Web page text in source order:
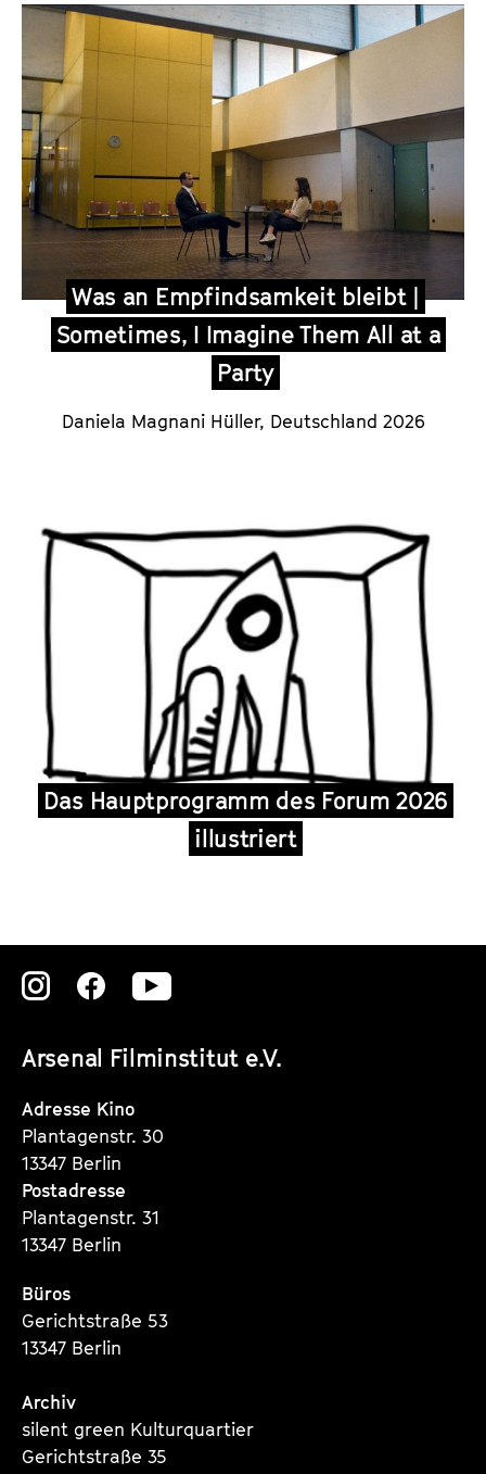
Was an Empfindsamkeit bleibt |
Sometimes, I Imagine Them All at a
Party
Daniela Magnani Hüller, Deutschland 2026
Das Hauptprogramm des Forum 2026
illustriert
Arsenal Filminstitut e.V.
Zu
Instagram
Seite
Zu
Instagram
Seite
Zu
Instagram
Adresse Kino
Plantagenstr. 30
13347 Berlin
Postadresse
Plantagenstr. 31
13347 Berlin
Büros
Gerichtstraße 53
13347 Berlin
Archiv
silent green Kulturquartier
Gerichtstraße 35